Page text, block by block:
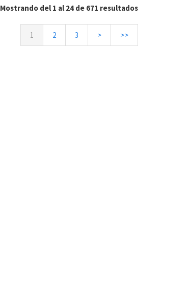
Mostrando del 1 al 24 de 671 resultados
1 2 3 > >>